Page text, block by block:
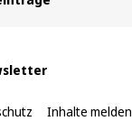
Inhalte melden